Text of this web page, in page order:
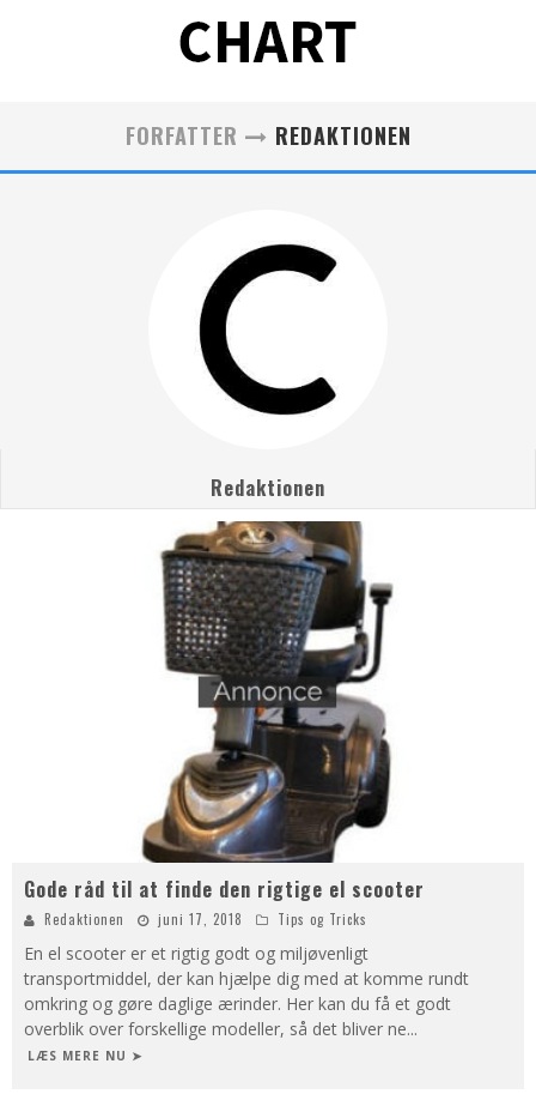
FORFATTER REDAKTIONEN
Redaktionen
Gode råd til at finde den rigtige el scooter
Redaktionen juni 17, 2018 Tips og Tricks
En el scooter er et rigtig godt og miljøvenligt
transportmiddel, der kan hjælpe dig med at komme rundt
omkring og gøre daglige ærinder. Her kan du få et godt
overblik over forskellige modeller, så det bliver ne...
LÆS MERE NU ➤